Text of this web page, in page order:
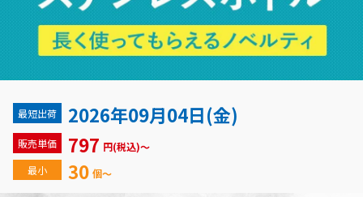
最短出荷 2026年09月04日(金)
販売単価 797 円(税込)～
最小
30 個～